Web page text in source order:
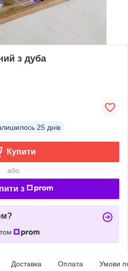
з дуба
25 днів
Купити
або
з
Доставка Оплата Умови